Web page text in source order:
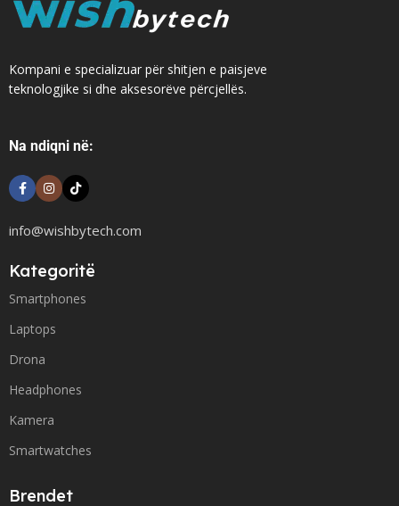
Kompani e specializuar për shitjen e paisjeve
teknologjike si dhe aksesorëve përcjellës.
Na ndiqni në:
info@wishbytech.com
Kategoritë
Smartphones
Laptops
Drona
Headphones
Kamera
Smartwatches
Brendet